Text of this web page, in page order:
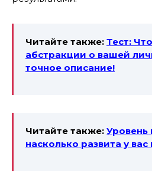
Читайте также: Тест:
абстракции о вашей
точное описание!
Читайте также: Уровень
насколько развита у